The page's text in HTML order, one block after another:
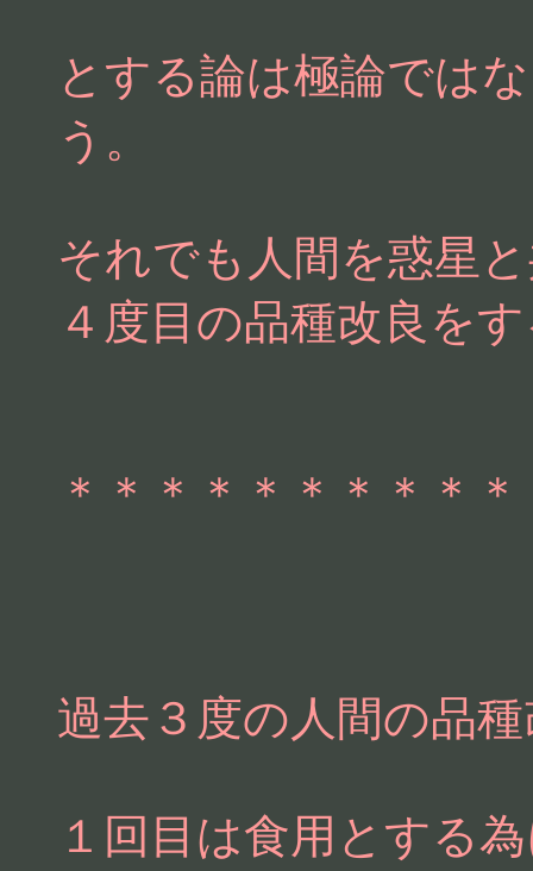
とする論は極論では
う。
それでも人間を惑星
４度目の品種改良を
＊＊＊＊＊＊＊＊＊
過去３度の人間の品
１回目は食用とする